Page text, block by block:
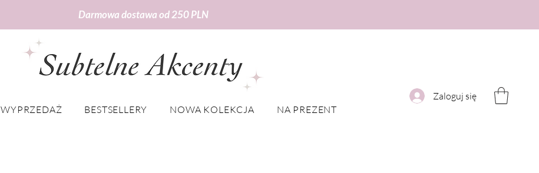
Darmowa dostawa od 250 PLN
Zaloguj się
WYPRZEDAŻ BESTSELLERY NOWA KOLEKCJA NA PREZENT